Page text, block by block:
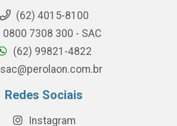
(62) 4015-8100
0800 7308 300 - SAC
(62) 99821-4822
sac@perolaon.com.br
Redes Sociais
Instagram